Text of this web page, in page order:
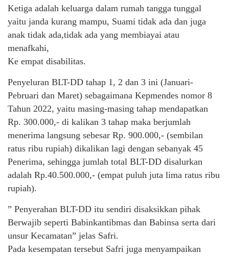
Ketiga adalah keluarga dalam rumah tangga tunggal
yaitu janda kurang mampu, Suami tidak ada dan juga
anak tidak ada,tidak ada yang membiayai atau
menafkahi,
Ke empat disabilitas.
Penyeluran BLT-DD tahap 1, 2 dan 3 ini (Januari-
Pebruari dan Maret) sebagaimana Kepmendes nomor 8
Tahun 2022, yaitu masing-masing tahap mendapatkan
Rp. 300.000,- di kalikan 3 tahap maka berjumlah
menerima langsung sebesar Rp. 900.000,- (sembilan
ratus ribu rupiah) dikalikan lagi dengan sebanyak 45
Penerima, sehingga jumlah total BLT-DD disalurkan
adalah Rp.40.500.000,- (empat puluh juta lima ratus ribu
rupiah).
” Penyerahan BLT-DD itu sendiri disaksikkan pihak
Berwajib seperti Babinkantibmas dan Babinsa serta dari
unsur Kecamatan” jelas Safri.
Pada kesempatan tersebut Safri juga menyampaikan